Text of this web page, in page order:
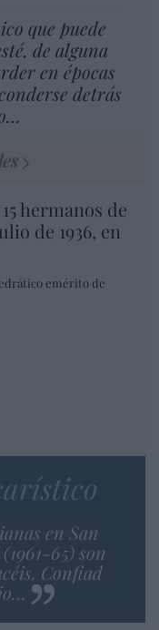
que puede
de alguna
en épocas
detrás
hermanos de
de 1936, en
emérito de
en San
65) son
Confiad